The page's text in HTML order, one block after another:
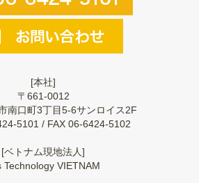
[本社]
〒661-0012
南口町3丁目5-6サンロイス2F
5101 / FAX 06-6424-5102
[ベトナム現地法人]
Technology VIETNAM